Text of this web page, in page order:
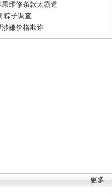
维修条款太霸道
粽子调查
涉嫌价格欺诈
更多